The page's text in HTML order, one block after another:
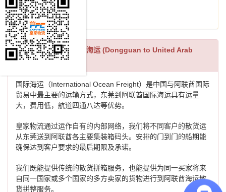
镇、道滘镇。
东莞到阿联酋散货拼箱海运 (Dongguan to United Arab
Emirates LCL)
国际海运（International Ocean Freight）是中国与阿联酋国际
贸易中最主要的运输方式，东莞到阿联酋国际海运具有运量
大，费用低，航道四通八达等优势。
皇家物流通过运作自有的内部网络，我们将不同客户的散货运
从东莞送到阿联酋各主要集装箱码头。安排的门到门的船期能
确保达到客户要求的最后期限及承诺。
我们既能提供传统的散货拼箱服务，也能提供为同一买家将来
自同一国家或多个国家的多方卖家的货物进行到阿联酋海运散
货拼整服务。